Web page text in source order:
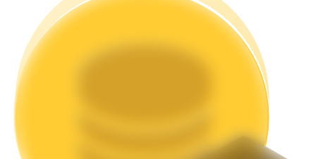
Launchpool
Participación flexible para ganar tokens populares